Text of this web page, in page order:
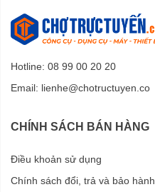
Hotline: 08 99 00 20 20
Email: lienhe@chotructuyen.co
CHÍNH SÁCH BÁN HÀNG
Điều khoản sử dụng
Chính sách đổi, trả và bảo hành